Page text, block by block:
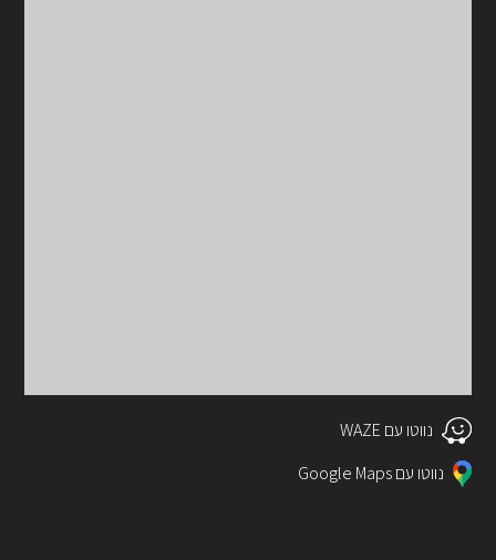
נווטו עם WAZE
נווטו עם Google Maps